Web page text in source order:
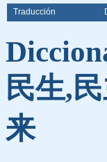
Traducción
民生,
来